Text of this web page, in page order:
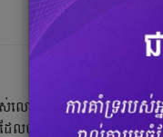
ស់​លោក​អ្នក​នឹង​កាន់​តែ​មាន​
ល​បាន​បំពាក់​មក​ជាមួយ​នឹង​បច្